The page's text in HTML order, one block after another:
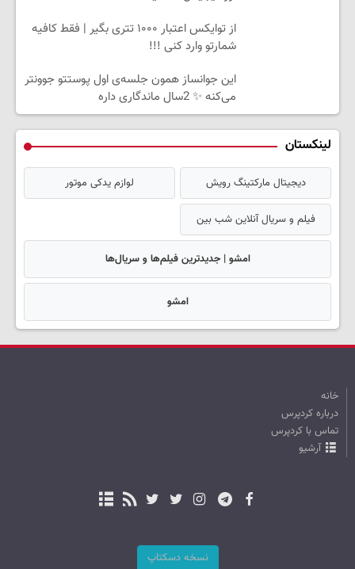
از توایکس اعتبار ۱۰۰۰ تتری بگیر | فقط کافیه
شمارتو وارد کنی !!!
این جوانساز همون جلسه‌ی اول پوستتو جوونتر
می‌کنه ✨ 2سال ماندگاری داره
لینکستان
دیجیتال مارکتینگ رویش لوازم یدکی موتور
فیلم و سریال آنلاین شب بین
امشو | جدیدترین فیلم‌ها و سریال‌ها
امشو
خانه
درباره کردپرس
تماس با کردپرس
آرشیو
نسخه دسکتاپ